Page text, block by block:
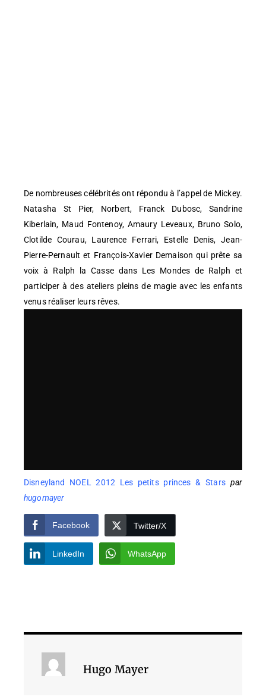
De nombreuses célébrités ont répondu à l’appel de Mickey.
Natasha St Pier, Norbert, Franck Dubosc, Sandrine
Kiberlain, Maud Fontenoy, Amaury Leveaux, Bruno Solo,
Clotilde Courau, Laurence Ferrari, Estelle Denis, Jean-
Pierre-Pernault et François-Xavier Demaison qui prête sa
voix à Ralph la Casse dans Les Mondes de Ralph et
participer à des ateliers pleins de magie avec les enfants
venus réaliser leurs rêves.
Disneyland NOEL 2012 Les petits princes & Stars par
hugomayer
Facebook Twitter/X
LinkedIn WhatsApp
Hugo Mayer